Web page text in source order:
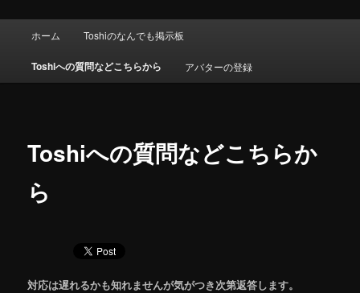
メインコンテンツへ移動
サブコンテンツへ移動
ホーム Toshiのなんでも掲示板
Toshiへの質問などこちらから アバターの登録
Toshiへの質問などこちらか
ら
対応は遅れるかも知れませんが気がつき次第返答します。